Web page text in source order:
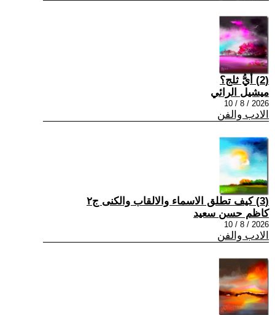
(2) أيُّ ثلج؟
ميشيل الرائي
2026 / 8 / 10
الادب والفن
(3) كيف تطلق الاسماء والالقاب والكنى ج٢
كاظم حسن سعيد
2026 / 8 / 10
الادب والفن